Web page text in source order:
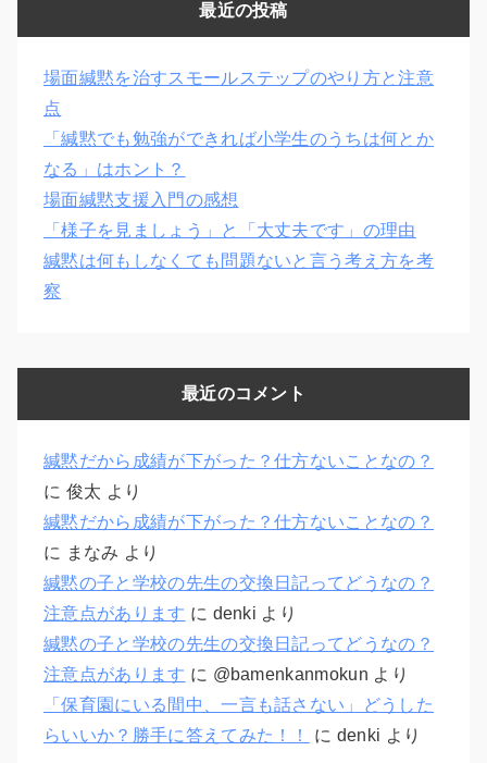
最近の投稿
場面緘黙を治すスモールステップのやり方と注意
点
「緘黙でも勉強ができれば小学生のうちは何とか
なる」はホント？
場面緘黙支援入門の感想
「様子を見ましょう」と「大丈夫です」の理由
緘黙は何もしなくても問題ないと言う考え方を考
察
最近のコメント
緘黙だから成績が下がった？仕方ないことなの？
に 俊太 より
緘黙だから成績が下がった？仕方ないことなの？
に まなみ より
緘黙の子と学校の先生の交換日記ってどうなの？
注意点があります に denki より
緘黙の子と学校の先生の交換日記ってどうなの？
注意点があります に @bamenkanmokun より
「保育園にいる間中、一言も話さない」どうした
らいいか？勝手に答えてみた！！
に denki より